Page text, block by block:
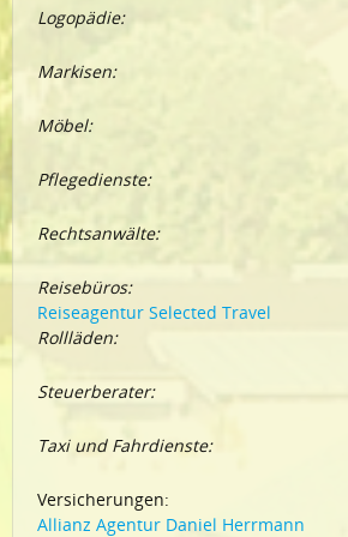
Logopädie:
Markisen:
Möbel:
Pflegedienste:
Rechtsanwälte:
Reisebüros:
Reiseagentur Selected Travel
Rollläden:
Steuerberater:
Taxi und Fahrdienste:
Versicherungen:
Allianz Agentur Daniel Herrmann